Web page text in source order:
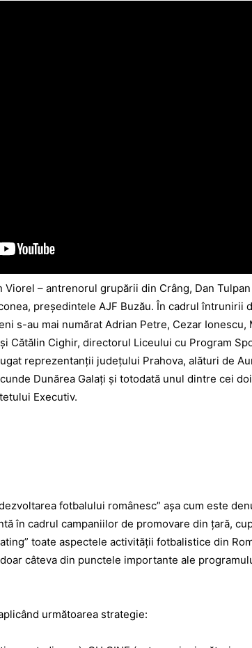
Viorel – antrenorul grupării din Crâng, Dan
preșe­dintele AJF Buzău. În cadrul întrunirii
s-au mai numărat Adrian Petre, Cezar Ionescu,
Cătălin Cighir, directorul Liceului cu Program
reprezentanții județului Prahova, alături de
Dunărea Galați și totodată unul dintre cei
Executiv.
fotbalului românesc” așa cum este
în cadrul campaniilor de promovare din țară,
toate aspectele activității fotbalistice din
câteva din punctele importante ale
următoarea strategie: